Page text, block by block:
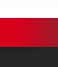
Bazı yollar pazar